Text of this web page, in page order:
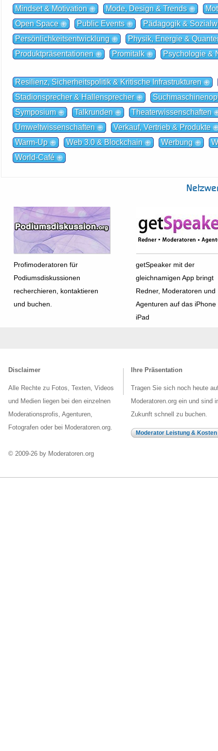
Mindset & Motivation Mode, Design & Trends
Open Space
Public Events
Pädagogik &
Persönlichkeitsentwicklung
Physik, Energie &
Produktpräsentationen
Promitalk Psychologie &
Resilienz, Sicherheitspolitik & Kritische Infrastrukturen
Stadionsprecher & Hallensprecher
Symposium
Talkrunden
Theaterwissenschaften
Umweltwissenschaften
Verkauf, Vertrieb & Produkte
Warm-Up
Web 3.0 & Blockchain Werbung
World-Café
Profimoderatoren für
Podiumsdiskussionen
recherchieren, kontaktieren
und buchen.
getSpeaker mit der
gleichnamigen App bringt
Redner, Moderatoren und
Agenturen auf das iPhone
iPad
Disclaimer
Alle Rechte zu Fotos, Texten, Videos
und Medien liegen bei den einzelnen
Moderationsprofis, Agenturen,
Fotografen oder bei Moderatoren.org.
© 2009-26 by Moderatoren.org
Ihre Präsentation
Tragen Sie sich noch heute
Moderatoren.org ein und sind
Zukunft schnell zu buchen.
Moderator Leistung & Kosten